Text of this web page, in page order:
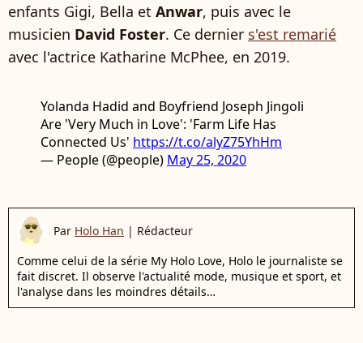
enfants Gigi, Bella et Anwar, puis avec le
musicien David Foster. Ce dernier s'est remarié
avec l'actrice Katharine McPhee, en 2019.
Yolanda Hadid and Boyfriend Joseph Jingoli
Are 'Very Much in Love': 'Farm Life Has
Connected Us' https://t.co/alyZ75YhHm
— People (@people) May 25, 2020
Par Holo Han | Rédacteur
Comme celui de la série My Holo Love, Holo le journaliste se
fait discret. Il observe l'actualité mode, musique et sport, et
l'analyse dans les moindres détails…